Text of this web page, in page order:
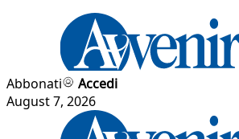
Abbonati
Accedi
August 7, 2026